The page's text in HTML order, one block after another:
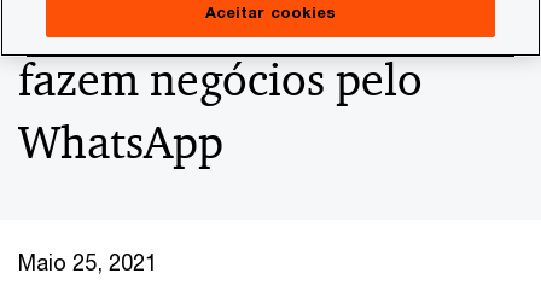
smartphone e 76%
fazem negócios pelo
WhatsApp
Maio 25, 2021
Aceitar cookies